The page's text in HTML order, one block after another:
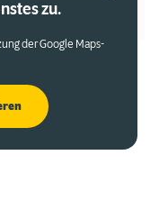
zu.
der Google Maps-